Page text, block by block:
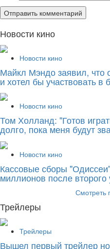
Новости кино
Новости кино
Майкл Мэндо заявил, что
и хотел бы участвовать в
Новости кино
Том Холланд: "Готов
долго, пока меня будут
Новости кино
Кассовые сборы
миллионов после второго
Смотреть
Трейлеры
Трейлеры
Вышел первый трейлер